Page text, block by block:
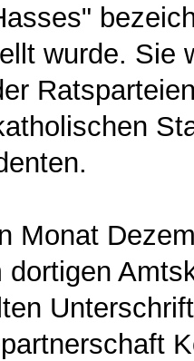
wurde. Sie
Monat
dortigen